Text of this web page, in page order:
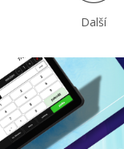
Další